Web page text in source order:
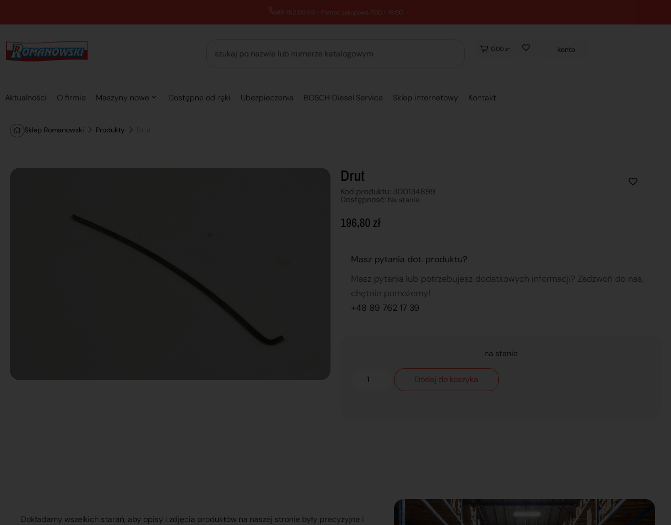
89 762 00 69 - Pomoc zakupowa 7:00 - 16:00
0,00 zł konto
Aktualności O firmie Maszyny nowe Dostępne od ręki Ubezpieczenia BOSCH Diesel Service Sklep internetowy Kontakt
Sklep Romanowski Produkty
Drut
Kod produktu: 300134899
Dostępnosć: Na stanie
196,80 zł
Masz pytania dot. produktu?
Masz pytania lub potrzebujesz dodatkowych informacji? Zadzwoń do nas,
chętnie pomożemy!
+48 89 762 17 39
na stanie
Dodaj do koszyka
Dokładamy wszelkich starań, aby opisy i zdjęcia produktów na naszej stronie były precyzyjne i